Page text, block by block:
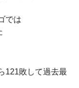
では
121敗して過去最